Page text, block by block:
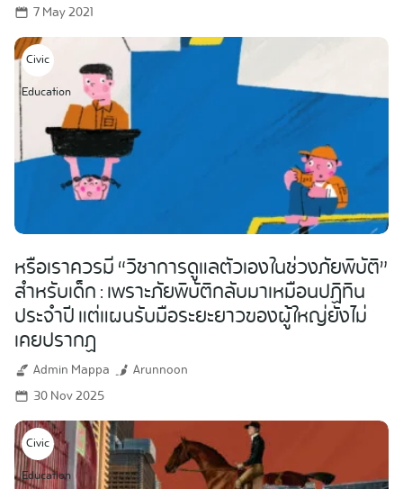
7 May 2021
Civic
Education
หรือเราควรมี “วิชาการดูแลตัวเองในช่วงภัยพิบัติ”
สำหรับเด็ก : เพราะภัยพิบัติกลับมาเหมือนปฏิทิน
ประจำปี แต่แผนรับมือระยะยาวของผู้ใหญ่ยังไม่
เคยปรากฏ
Admin Mappa
Arunnoon
30 Nov 2025
Civic
Education